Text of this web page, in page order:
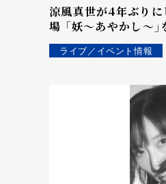
涼風真世が4年ぶり
場 「妖～あやかし～
を辿る特別なステージ
ライブ／イベント情報